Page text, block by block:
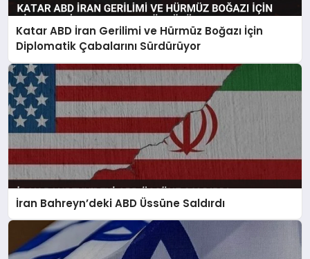
Katar ABD İran Gerilimi ve Hürmüz Boğazı İçin
Diplomatik Çabalarını Sürdürüyor
İran Bahreyn’deki ABD Üssüne Saldırdı